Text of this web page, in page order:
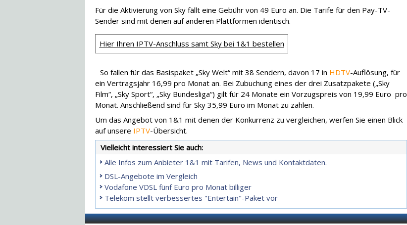
Für die Aktivierung von Sky fällt eine Gebühr von 49 Euro an. Die Tarife für den Pay-TV-
Sender sind mit denen auf anderen Plattformen identisch.
Hier Ihren IPTV-Anschluss samt Sky bei 1&1 bestellen
So fallen für das Basispaket „Sky Welt“ mit 38 Sendern, davon 17 in HDTV-Auflösung, für
ein Vertragsjahr 16,99 pro Monat an. Bei Zubuchung eines der drei Zusatzpakete („Sky
Film“, „Sky Sport“, „Sky Bundesliga“) gilt für 24 Monate ein Vorzugspreis von 19,99 Euro pro
Monat. Anschließend sind für Sky 35,99 Euro im Monat zu zahlen.
Um das Angebot von 1&1 mit denen der Konkurrenz zu vergleichen, werfen Sie einen Blick
auf unsere IPTV-Übersicht.
Vielleicht interessiert Sie auch:
Alle Infos zum Anbieter 1&1 mit Tarifen, News und Kontaktdaten.
DSL-Angebote im Vergleich
Vodafone VDSL fünf Euro pro Monat billiger
Telekom stellt verbessertes "Entertain"-Paket vor